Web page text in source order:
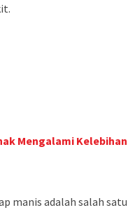
Mengalami Kelebihan
manis adalah salah satu